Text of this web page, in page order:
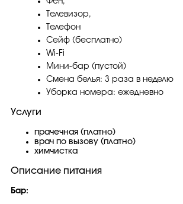
Телевизор,
Телефон
Сейф (бесплатно)
Wi-Fi
Мини-бар (пустой)
Смена белья: 3 раза в неделю
Уборка номера: ежедневно
Услуги
прачечная (платно)
врач по вызову (платно)
химчистка
Описание питания
Бар: